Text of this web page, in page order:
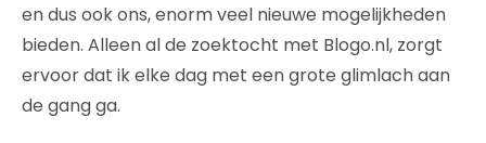
en dus ook ons, enorm veel nieuwe mogelijkheden
bieden. Alleen al de zoektocht met Blogo.nl, zorgt
ervoor dat ik elke dag met een grote glimlach aan
de gang ga.